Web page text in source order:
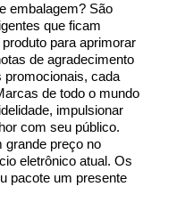
embalagem? São
que ficam
para aprimorar
de agradecimento
promocionais, cada
de todo o mundo
impulsionar
com seu público.
grande preço no
eletrônico atual. Os
pacote um presente